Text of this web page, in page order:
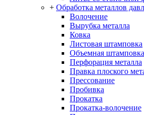
+ Обработка металлов
Волочение
Вырубка металла
Ковка
Листовая штамповка
Объемная штамповка
Перфорация металла
Правка плоского
Прессование
Пробивка
Прокатка
Прокатка-волочение